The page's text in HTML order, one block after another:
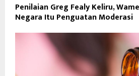
Penilaian Greg Fealy Keliru,
Negara Itu Penguatan Moderasi